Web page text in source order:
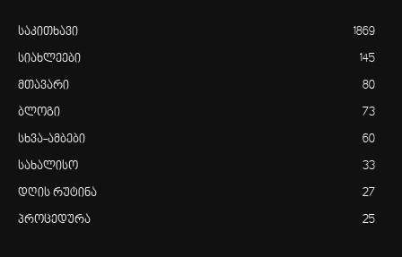
საკითხავი 1869
სიახლეები 145
მთავარი 80
ბლოგი 73
სხვა-ამბები 60
სახალისო 33
დღის რუტინა 27
პროცედურა 25